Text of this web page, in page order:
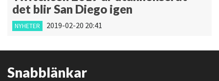
det blir San Diego igen
NYHETER 2019-02-20 20:41
Snabblänkar